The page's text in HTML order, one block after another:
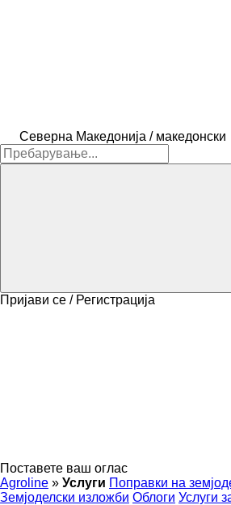
Северна Македонија / македонски
Пријави се / Регистрација
Поставете ваш оглас
Agroline » Услуги Поправки на
Земјоделски изложби Облоги Услуги